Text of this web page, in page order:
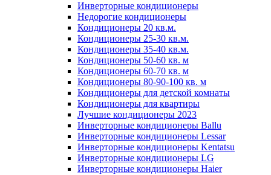
Инверторные кондиционеры
Недорогие кондиционеры
Кондиционеры 20 кв.м.
Кондиционеры 25-30 кв.м.
Кондиционеры 35-40 кв.м.
Кондиционеры 50-60 кв. м
Кондиционеры 60-70 кв. м
Кондиционеры 80-90-100 кв. м
Кондиционеры для детской комнаты
Кондиционеры для квартиры
Лучшие кондиционеры 2023
Инверторные кондиционеры Ballu
Инверторные кондиционеры Lessar
Инверторные кондиционеры Kentatsu
Инверторные кондиционеры LG
Инверторные кондиционеры Haier